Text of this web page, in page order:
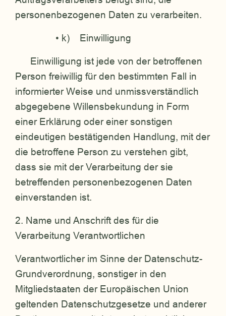
personenbezogenen Daten zu verarbeiten.
• k) Einwilligung
Einwilligung ist jede von der betroffenen
Person freiwillig für den bestimmten Fall in
informierter Weise und unmissverständlich
abgegebene Willensbekundung in Form
einer Erklärung oder einer sonstigen
eindeutigen bestätigenden Handlung, mit der
die betroffene Person zu verstehen gibt,
dass sie mit der Verarbeitung der sie
betreffenden personenbezogenen Daten
einverstanden ist.
2. Name und Anschrift des für die
Verarbeitung Verantwortlichen
Verantwortlicher im Sinne der Datenschutz-
Grundverordnung, sonstiger in den
Mitgliedstaaten der Europäischen Union
geltenden Datenschutzgesetze und anderer